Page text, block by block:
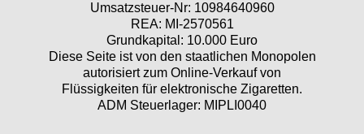
Umsatzsteuer-Nr: 10984640960
REA: MI-2570561
Grundkapital: 10.000 Euro
Diese Seite ist von den staatlichen Monopolen
autorisiert zum Online-Verkauf von
Flüssigkeiten für elektronische Zigaretten.
ADM Steuerlager: MIPLI0040